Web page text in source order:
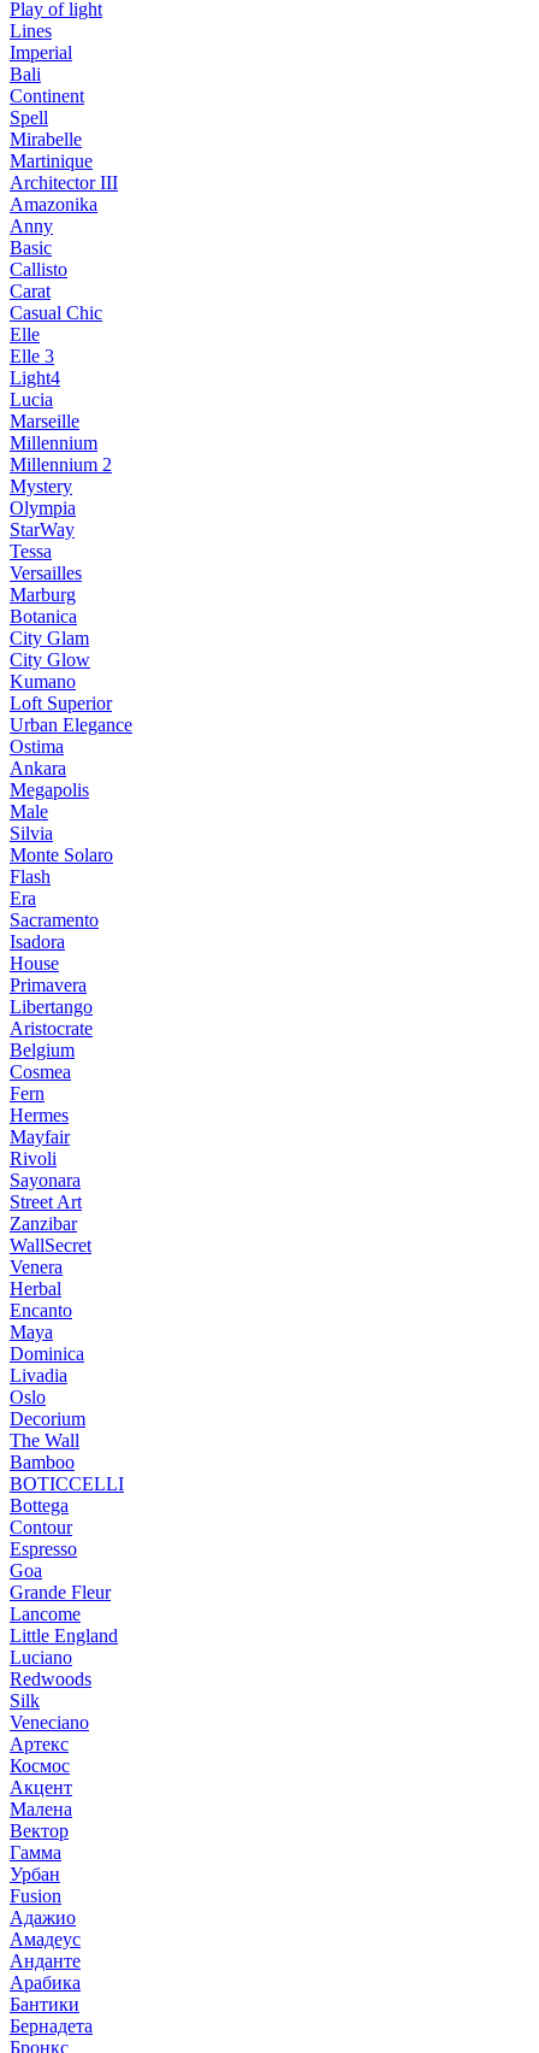
Play of light
Lines
Imperial
Bali
Continent
Spell
Mirabelle
Martinique
Architector III
Amazonika
Anny
Basic
Callisto
Carat
Casual Chic
Elle
Elle 3
Light4
Lucia
Marseille
Millennium
Millennium 2
Mystery
Olympia
StarWay
Tessa
Versailles
Marburg
Botanica
City Glam
City Glow
Kumano
Loft Superior
Urban Elegance
Ostima
Ankara
Megapolis
Male
Silvia
Monte Solaro
Flash
Era
Sacramento
Isadora
House
Primavera
Libertango
Aristocrate
Belgium
Cosmea
Fern
Hermes
Mayfair
Rivoli
Sayonara
Street Art
Zanzibar
WallSecret
Venera
Herbal
Encanto
Maya
Dominica
Livadia
Oslo
Decorium
The Wall
Bamboo
BOTICCELLI
Bottega
Contour
Espresso
Goa
Grande Fleur
Lancome
Little England
Luciano
Redwoods
Silk
Veneciano
Артекс
Космос
Акцент
Малена
Вектор
Гамма
Урбан
Fusion
Адажио
Амадеус
Анданте
Арабика
Бантики
Бернадета
Бронкс